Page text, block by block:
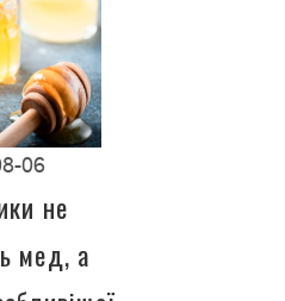
06
не
мед, а